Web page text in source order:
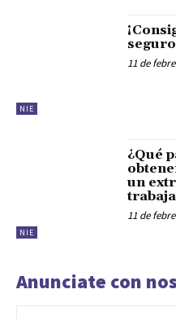
NIE
11 de
NIE
¿Qué
un
11 de
Anunciate con